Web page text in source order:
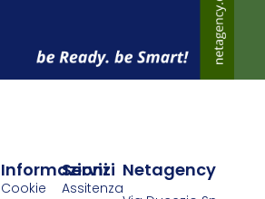
Servizi
Assitenza
Informazioni
Cookie
Netagency